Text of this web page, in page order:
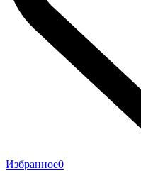
Избранное0